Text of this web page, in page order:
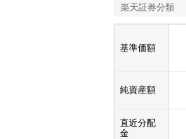
楽天証券分類
基準価額
純資産額
直近分配
金